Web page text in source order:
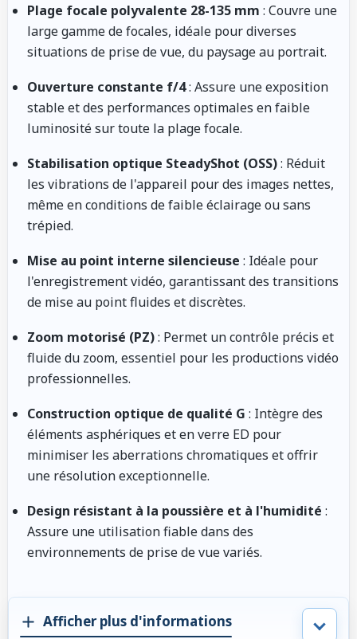
Plage focale polyvalente 28-135 mm : Couvre une
large gamme de focales, idéale pour diverses
situations de prise de vue, du paysage au portrait.
Ouverture constante f/4: Assure une exposition
stable et des performances optimales en faible
luminosité sur toute la plage focale.
Stabilisation optique SteadyShot (OSS): Réduit
les vibrations de l'appareil pour des images nettes,
même en conditions de faible éclairage ou sans
trépied.
Mise au point interne silencieuse : Idéale pour
l'enregistrement vidéo, garantissant des transitions
de mise au point fluides et discrètes.
Zoom motorisé (PZ): Permet un contrôle précis et
fluide du zoom, essentiel pour les productions vidéo
professionnelles.
Construction optique de qualité G : Intègre des
éléments asphériques et en verre ED pour
minimiser les aberrations chromatiques et offrir
une résolution exceptionnelle.
Design résistant à la poussière et à l'humidité :
Assure une utilisation fiable dans des
environnements de prise de vue variés.
Afficher plus d'informations